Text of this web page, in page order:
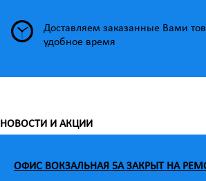
Доставляем заказанные Вами
удобное время
НОВОСТИ И АКЦИИ
ОФИС ВОКЗАЛЬНАЯ 5А ЗАКРЫТ НА